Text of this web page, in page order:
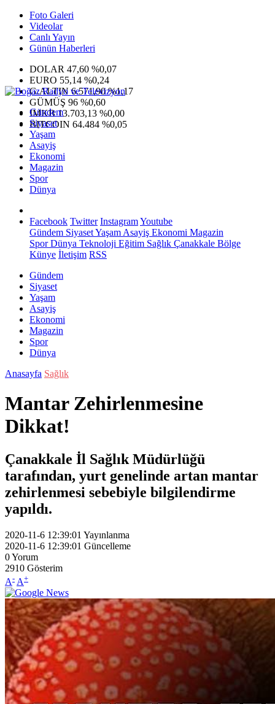
Foto Galeri
Videolar
Canlı Yayın
Günün Haberleri
DOLAR 47,60 %0,07
EURO 55,14 %0,24
G.ALTIN6.571,90 %1,17
GÜMÜŞ 96 %0,60
IMKB13.703,13 %0,00
BITCOIN 64.484 %0,05
Gündem
Siyaset
Yaşam
Asayiş
Ekonomi
Magazin
Spor
Dünya
Facebook Twitter InstagramYoutube
Gündem SiyasetYaşam Asayiş Ekonomi Magazin
SporDünya Teknoloji Eğitim Sağlık Çanakkale Bölge
Künye İletişim RSS
Gündem
Siyaset
Yaşam
Asayiş
Ekonomi
Magazin
Spor
Dünya
Anasayfa Sağlık
Mantar Zehirlenmesine
Dikkat!
Çanakkale İl Sağlık Müdürlüğü
tarafından, yurt genelinde artan mantar
zehirlenmesi sebebiyle bilgilendirme
yapıldı.
2020-11-6 12:39:01 Yayınlanma
2020-11-6 12:39:01 Güncelleme
0Yorum
2910 Gösterim
A- A+